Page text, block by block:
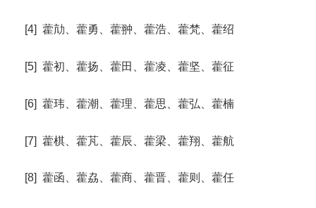
[4] 藿劥、藿勇、藿翀、藿浩、藿梵、藿绍
[5] 藿初、藿扬、藿田、藿凌、藿坚、藿征
[6] 藿玮、藿潮、藿理、藿思、藿弘、藿楠
[7] 藿棋、藿芃、藿辰、藿梁、藿翔、藿航
[8] 藿函、藿劦、藿商、藿晋、藿则、藿任